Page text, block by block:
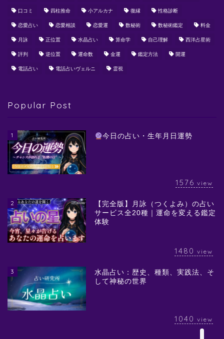
口コミ 四柱推命 小アルカナ 復縁 性格診断
恋愛占い 恋愛相談 恋愛運 数秘術 数秘術鑑定 料金
月詠 正位置 水晶占い 算命学 自己理解 西洋占星術
評判 逆位置 運命数 金運 鑑定方法 開運
電話占い 電話占いヴェルニ 霊視
Popular Post
1 今日の占い・生年月日運勢
1576 view
2
【完全版】月詠（つくよみ）の占い
サービス全20種｜運命を変える鑑定
体験
1480 view
3
水晶占い：歴史、種類、実践法、そ
して神秘の世界
1040 view